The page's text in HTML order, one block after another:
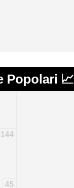
Popolari 📈
144
45